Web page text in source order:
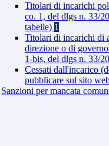
Titolari di incarichi
co. 1, del dlgs n. 33/
tabelle) 1
Titolari di incarichi di
direzione o di
1-bis, del dlgs n. 33/
Cessati dall'incarico
pubblicare sul sito
Sanzioni per mancata